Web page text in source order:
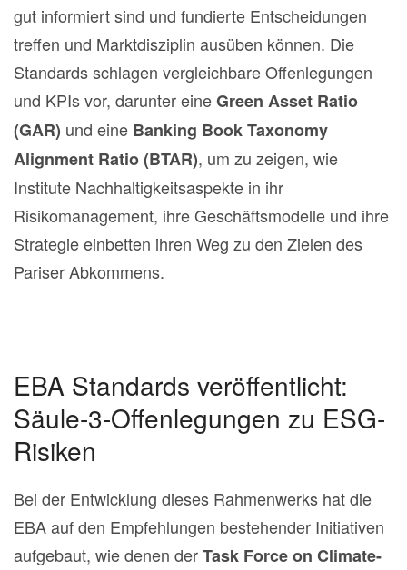
gut informiert sind und fundierte Entscheidungen
treffen und Marktdisziplin ausüben können. Die
Standards schlagen vergleichbare Offenlegungen
und KPIs vor, darunter eineGreen Asset Ratio
(GAR) und eine Banking Book Taxonomy
Alignment Ratio (BTAR), um zu zeigen, wie
Institute Nachhaltigkeitsaspekte in ihr
Risikomanagement, ihre Geschäftsmodelle und ihre
Strategie einbetten ihren Weg zu den Zielen des
Pariser Abkommens.
EBA Standards veröffentlicht:
Säule-3-Offenlegungen zu ESG-
Risiken
Bei der Entwicklung dieses Rahmenwerks hat die
EBA auf den Empfehlungen bestehender Initiativen
aufgebaut, wie denen derTask Force on Climate-